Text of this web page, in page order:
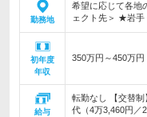
勤務地
希望に応じて各地
ェクト先＞ ★岩手
初年度
年収
350万円～450万円
給与
転勤なし 【交替
代（4万3,460円／